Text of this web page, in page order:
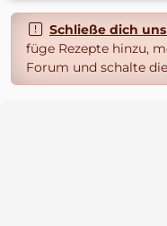
Schließe dich
füge Rezepte hinzu,
Forum und schalte